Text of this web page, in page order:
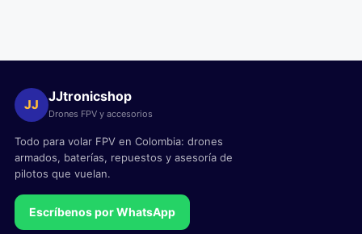
JJ
JJtronicshop
Drones FPV y accesorios
Todo para volar FPV en Colombia: drones
armados, baterías, repuestos y asesoría de
pilotos que vuelan.
Escríbenos por WhatsApp